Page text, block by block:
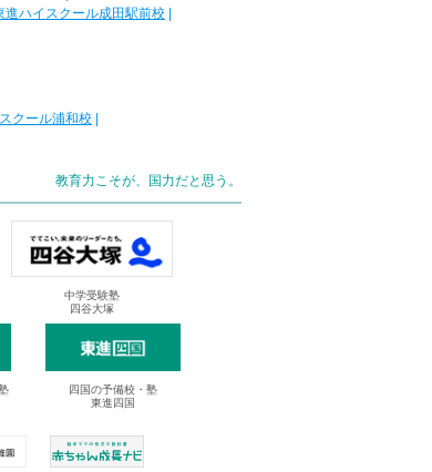
進ハイスクール成田駅前校 |
クール浦和校 |
教育力こそが、国力だと思う。
中学受験塾
四谷大塚
四国の予備校・塾
東進四国